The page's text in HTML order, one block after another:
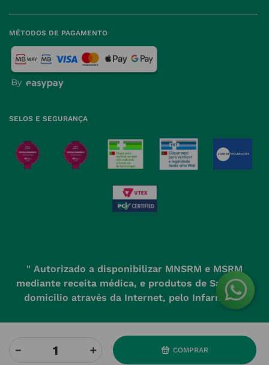
＋
－ COMPRAR
Política de Privacidade
Política de Cookies
Política de Devoluções
Farmácias perto de si
MÉTODOS DE PAGAMENTO
SELOS E SEGURANÇA
" Autorizado a disponibilizar MNSRM e MSRM
mediante receita médica, e produtos de Saúde ao
domicilio através da Internet, pelo Infarmed. "
Powered by Developed and evolved by